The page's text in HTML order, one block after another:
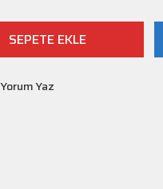
SEPETE EKLE
Yorum Yaz